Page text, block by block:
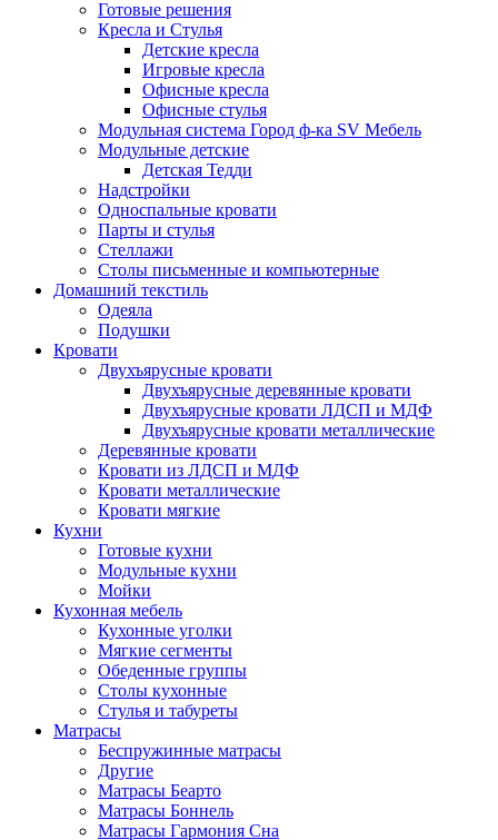
Готовые решения
Кресла и Стулья
Детские кресла
Игровые кресла
Офисные кресла
Офисные стулья
Модульная система Город ф-ка SV Мебель
Модульные детские
Детская Тедди
Надстройки
Односпальные кровати
Парты и стулья
Стеллажи
Столы письменные и компьютерные
Домашний текстиль
Одеяла
Подушки
Кровати
Двухъярусные кровати
Двухъярусные деревянные кровати
Двухъярусные кровати ЛДСП и МДФ
Двухъярусные кровати металлические
Деревянные кровати
Кровати из ЛДСП и МДФ
Кровати металлические
Кровати мягкие
Кухни
Готовые кухни
Модульные кухни
Мойки
Кухонная мебель
Кухонные уголки
Мягкие сегменты
Обеденные группы
Столы кухонные
Стулья и табуреты
Матрасы
Беспружинные матрасы
Другие
Матрасы Беарто
Матрасы Боннель
Матрасы Гармония Сна